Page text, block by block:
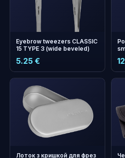
Eyebrow tweezers CLASSIC
15 TYPE 3 (wide beveled)
5.25 €
Лоток з кришкой для фрез
+0